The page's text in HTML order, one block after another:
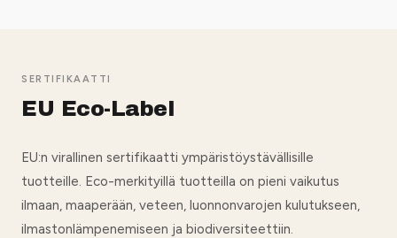
SERTIFIKAATTI
EU Eco-Label
EU:n virallinen sertifikaatti ympäristöystävällisille
tuotteille. Eco-merkityillä tuotteilla on pieni vaikutus
ilmaan, maaperään, veteen, luonnonvarojen kulutukseen,
ilmastonlämpenemiseen ja biodiversiteettiin.